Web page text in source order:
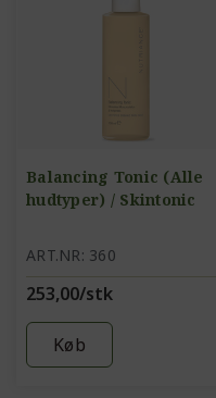
Balancing Tonic (Alle
hudtyper) / Skintonic
ART.NR: 360
253,00/stk
Køb